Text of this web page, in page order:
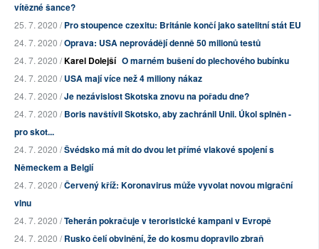
vítězné šance?
25. 7. 2020 /Pro stoupence czexitu: Británie končí jako satelitní stát EU
24. 7. 2020 /Oprava: USA neprovádějí denně 50 milionů testů
24. 7. 2020 /Karel Dolejší O marném bušení do plechového bubínku
24. 7. 2020 /USA mají více než 4 miliony nákaz
24. 7. 2020 /Je nezávislost Skotska znovu na pořadu dne?
24. 7. 2020 /Boris navštívil Skotsko, aby zachránil Unii. Úkol splněn -
pro skot...
24. 7. 2020 /Švédsko má mít do dvou let přímé vlakové spojení s
Německem a Belgií
24. 7. 2020 /Červený kříž: Koronavirus může vyvolat novou migrační
vlnu
24. 7. 2020 /Teherán pokračuje v teroristické kampani v Evropě
24. 7. 2020 /Rusko čelí obvinění, že do kosmu dopravilo zbraň